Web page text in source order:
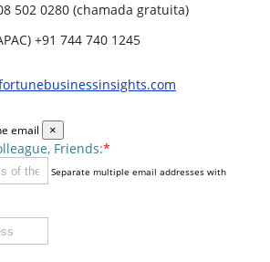
502 0280 (chamada gratuita)
+91 744 740 1245
email ×
Friends:*
Separate multiple email addresses with